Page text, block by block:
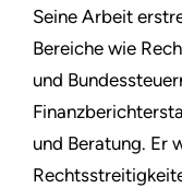
Seine Arbeit
Bereiche wie
und
und Beratung. Er